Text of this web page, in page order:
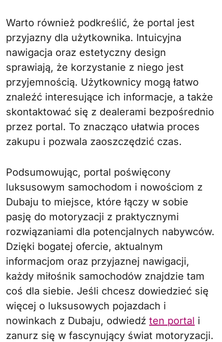
Warto również podkreślić, że portal jest
przyjazny dla użytkownika. Intuicyjna
nawigacja oraz estetyczny design
sprawiają, że korzystanie z niego jest
przyjemnością. Użytkownicy mogą łatwo
znaleźć interesujące ich informacje, a także
skontaktować się z dealerami bezpośrednio
przez portal. To znacząco ułatwia proces
zakupu i pozwala zaoszczędzić czas.
Podsumowując, portal poświęcony
luksusowym samochodom i nowościom z
Dubaju to miejsce, które łączy w sobie
pasję do motoryzacji z praktycznymi
rozwiązaniami dla potencjalnych nabywców.
Dzięki bogatej ofercie, aktualnym
informacjom oraz przyjaznej nawigacji,
każdy miłośnik samochodów znajdzie tam
coś dla siebie. Jeśli chcesz dowiedzieć się
więcej o luksusowych pojazdach i
nowinkach z Dubaju, odwiedź ten portal i
zanurz się w fascynujący świat motoryzacji.